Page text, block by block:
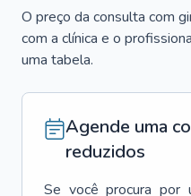
O preço da consulta com
com a clínica e o
uma tabela.
Agende uma
reduzidos
Se você procura por